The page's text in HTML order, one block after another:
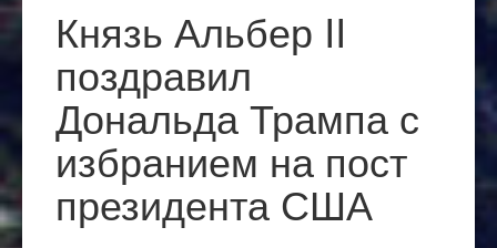
Князь Альбер II
поздравил
Дональда Трампа с
избранием на пост
президента США